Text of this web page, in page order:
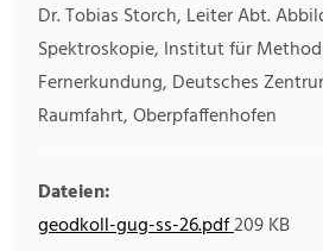
Dr. Tobias Storch, Leiter Abt.
Spektroskopie, Institut für
Fernerkundung, Deutsches
Raumfahrt, Oberpfaffenhofen
Dateien:
geodkoll-gug-ss-26.pdf209 KB